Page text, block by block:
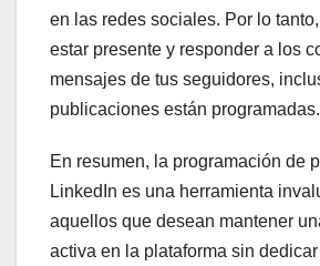
en las redes sociales. Por lo
estar presente y responder a los
mensajes de tus seguidores,
publicaciones están programadas.
En resumen, la programación de
LinkedIn es una herramienta
aquellos que desean mantener
activa en la plataforma sin